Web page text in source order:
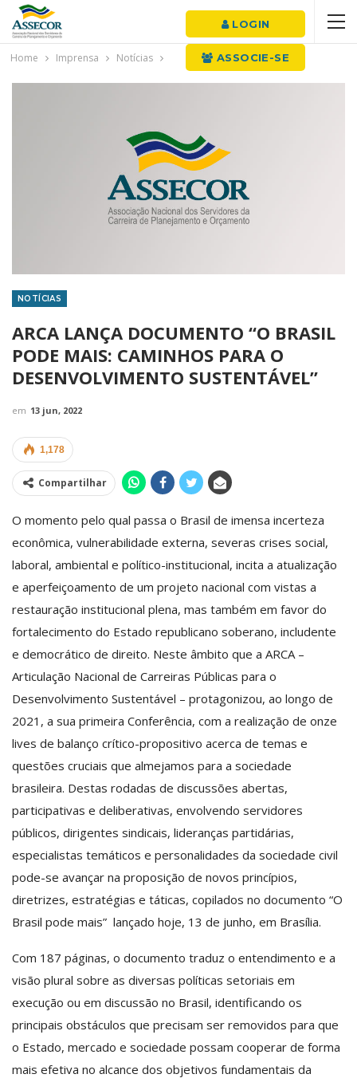
LOGIN
ASSOCIE-SE
Home Imprensa Notícias
NOTÍCIAS
ARCA LANÇA DOCUMENTO “O BRASIL
PODE MAIS: CAMINHOS PARA O
DESENVOLVIMENTO SUSTENTÁVEL”
em 13 jun, 2022
1,178
Compartilhar
O momento pelo qual passa o Brasil de imensa incerteza
econômica, vulnerabilidade externa, severas crises social,
laboral, ambiental e político-institucional, incita a atualização
e aperfeiçoamento de um projeto nacional com vistas a
restauração institucional plena, mas também em favor do
fortalecimento do Estado republicano soberano, includente
e democrático de direito. Neste âmbito que a ARCA –
Articulação Nacional de Carreiras Públicas para o
Desenvolvimento Sustentável – protagonizou, ao longo de
2021, a sua primeira Conferência, com a realização de onze
lives de balanço crítico-propositivo acerca de temas e
questões cruciais que almejamos para a sociedade
brasileira. Destas rodadas de discussões abertas,
participativas e deliberativas, envolvendo servidores
públicos, dirigentes sindicais, lideranças partidárias,
especialistas temáticos e personalidades da sociedade civil
pode-se avançar na proposição de novos princípios,
diretrizes, estratégias e táticas, copilados no documento “O
Brasil pode mais” lançado hoje, 13 de junho, em Brasília.
Com 187 páginas, o documento traduz o entendimento e a
visão plural sobre as diversas políticas setoriais em
execução ou em discussão no Brasil, identificando os
principais obstáculos que precisam ser removidos para que
o Estado, mercado e sociedade possam cooperar de forma
mais efetiva no alcance dos objetivos fundamentais da